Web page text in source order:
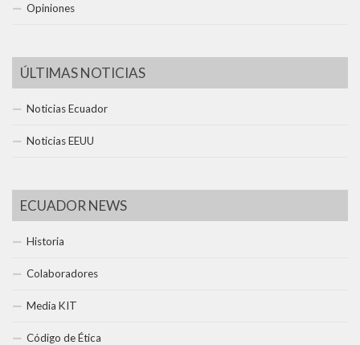
Opiniones
ÚLTIMAS NOTICIAS
Noticias Ecuador
Noticias EEUU
ECUADOR NEWS
Historia
Colaboradores
Media KIT
Código de Ética